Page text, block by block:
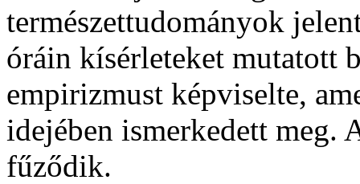
természettudományok
óráin kísérleteket mutatott
empirizmust képviselte,
idejében ismerkedett meg.
fűződik.